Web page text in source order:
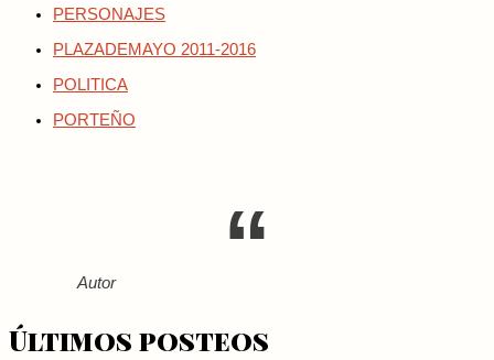
PERSONAJES
PLAZADEMAYO 2011-2016
POLITICA
PORTEÑO
Autor
Últimos posteos